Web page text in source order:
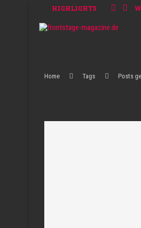
HIGHLIGHTS
Home Tags Posts